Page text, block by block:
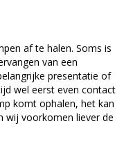
af te halen. Soms is
van een
presentatie of
wel eerst even contact
komt ophalen, het kan
wij voorkomen liever de